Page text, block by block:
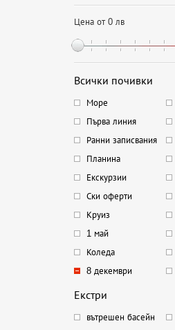
Цена от 0 лв
Всички почивки
Море
Първа линия
Ранни записвания
Планина
Екскурзии
Ски оферти
Круиз
1 май
Коледа
8 декември
Екстри
вътрешен басейн